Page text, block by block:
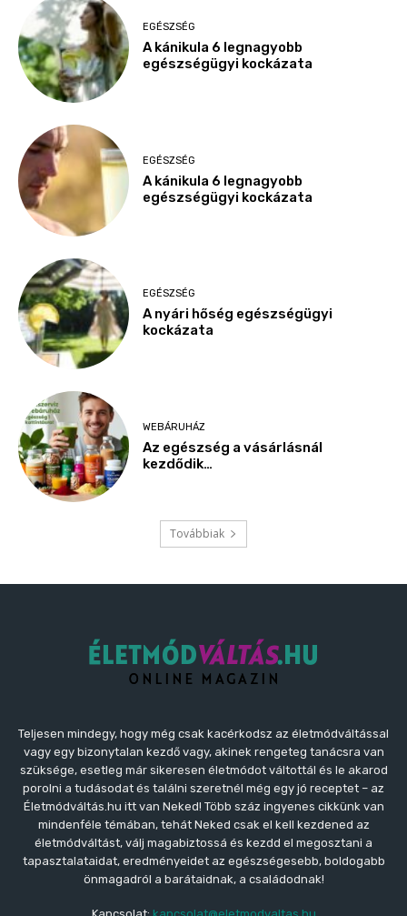
Teljesen mindegy, hogy még csak kacérkodsz az életmódváltással
vagy egy bizonytalan kezdő vagy, akinek rengeteg tanácsra van
szüksége, esetleg már sikeresen életmódot váltottál és le akarod
porolni a tudásodat és találni szeretnél még egy jó receptet – az
Életmódváltás.hu itt van Neked! Több száz ingyenes cikkünk van
mindenféle témában, tehát Neked csak el kell kezdened az
életmódváltást, válj magabiztossá és kezdd el megosztani a
tapasztalataidat, eredményeidet az egészségesebb, boldogabb
önmagadról a barátaidnak, a családodnak!